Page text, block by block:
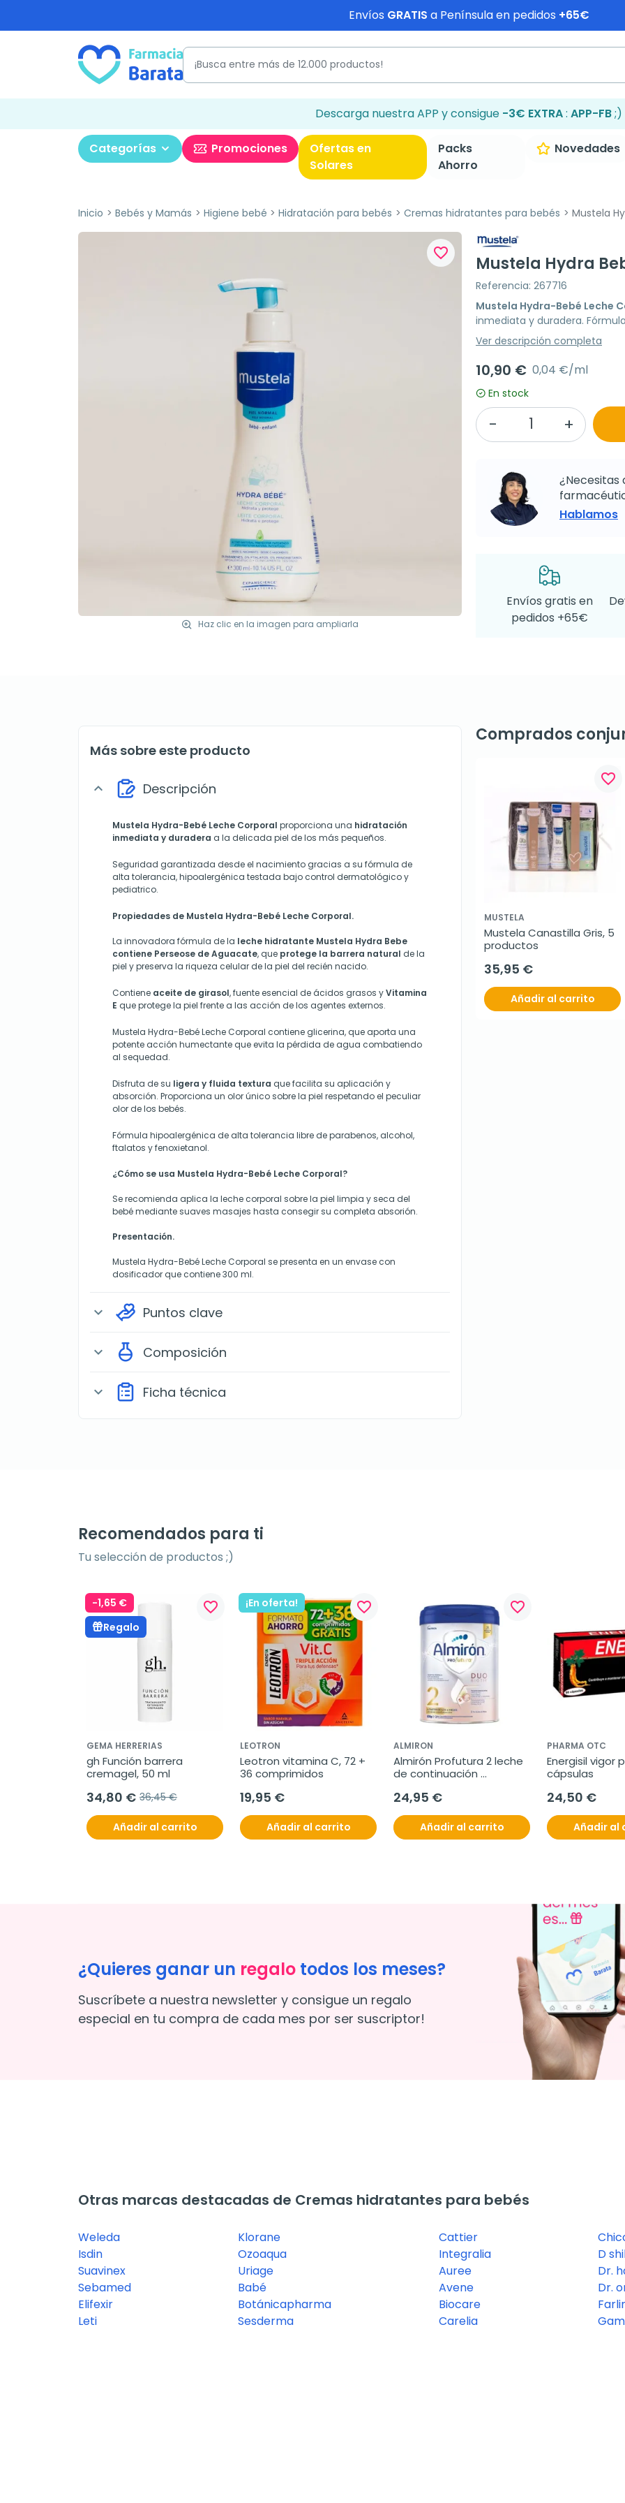
Envíos GRATIS a Península en pedidos +65€
Descarga nuestra APP y consigue -3€ EXTRA: APP-FB;)
Categorías Promociones
Ofertas en
Solares
Packs
Ahorro
Novedades
Inicio Bebés y Mamás Higiene bebé Hidratación para bebés Cremas hidratantes para bebés Mustela
Haz clic en la imagen para ampliarla
favorite_border
Mustela Hydra
Referencia: 267716
Mustela Hydra-Bebé Leche
inmediata y duradera.
Ver descripción completa
10,90 € 0,04 €/ml
En stock
¿Necesitas
Hablamos
Envíos gratis en
pedidos +65€
Más sobre este producto
expand_more Descripción
Mustela Hydra-Bebé Leche Corporal proporciona una hidratación
inmediata y duradera a la delicada piel de los más pequeños.
Seguridad garantizada desde el nacimiento gracias a su fórmula de
alta tolerancia, hipoalergénica testada bajo control dermatológico y
pediatrico.
Propiedades de Mustela Hydra-Bebé Leche Corporal.
La innovadora fórmula de la leche hidratante Mustela Hydra Bebe
contiene Perseose de Aguacate, que protege la barrera natural de la
piel y preserva la riqueza celular de la piel del recién nacido.
Contiene aceite de girasol, fuente esencial de ácidos grasos yVitamina
E que protege la piel frente a las acción de los agentes externos.
Mustela Hydra-Bebé Leche Corporal contiene glicerina, que aporta una
potente acción humectante que evita la pérdida de agua combatiendo
al sequedad.
Disfruta de su ligera y fluida textura que facilita su aplicación y
absorción. Proporciona un olor único sobre la piel respetando el peculiar
olor de los bebés.
Fórmula hipoalergénica de alta tolerancia libre de parabenos, alcohol,
ftalatos y fenoxietanol.
¿Cómo se usa Mustela Hydra-Bebé Leche Corporal?
Se recomienda aplica la leche corporal sobre la piel limpia y seca del
bebé mediante suaves masajes hasta consegir su completa absorión.
Presentación.
Mustela Hydra-Bebé Leche Corporal se presenta en un envase con
dosificador que contiene 300 ml.
expand_more Puntos clave
expand_more Composición
expand_more Ficha técnica
Comprados
favorite_border
MUSTELA
Mustela Canastilla Gris, 5
productos
35,95 €
Añadir al carrito
Recomendados para ti
Tu selección de productos ;)
-1,65 €
Regalo
favorite_border
GEMA HERRERIAS
gh Función barrera
cremagel, 50 ml
34,80 € 36,45 €
Añadir al carrito
¡En oferta! favorite_border
LEOTRON
Leotron vitamina C, 72 +
36 comprimidos
19,95 €
Añadir al carrito
favorite_border
ALMIRON
Almirón Profutura 2 leche
de continuación
24,95 €
Añadir al carrito
PHARMA OTC
Energisil vigor
cápsulas
24,50 €
Añadir al
¿Quieres ganar un regalo todos los meses?
Suscríbete a nuestra newsletter y consigue un regalo
especial en tu compra de cada mes por ser suscriptor!
Otras marcas destacadas de Cremas hidratantes para bebés
Weleda
Isdin
Suavinex
Sebamed
Elifexir
Leti
Klorane
Ozoaqua
Uriage
Babé
Botánicapharma
Sesderma
Cattier
Integralia
Auree
Avene
Biocare
Carelia
D
Dr.
Dr.